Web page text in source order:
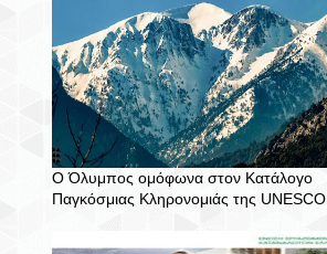
Ο Όλυμπος ομόφωνα στον Κατάλογο
Παγκόσμιας Κληρονομιάς της UNESCO